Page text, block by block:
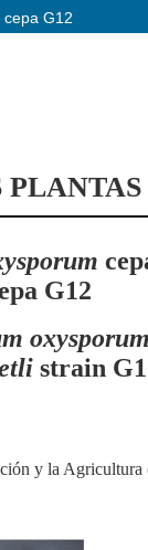
G12